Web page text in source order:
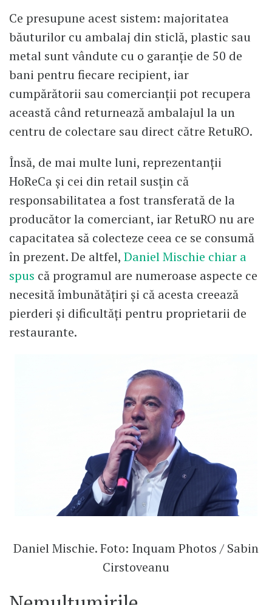
Ce presupune acest sistem: majoritatea
băuturilor cu ambalaj din sticlă, plastic sau
metal sunt vândute cu o garanție de 50 de
bani pentru fiecare recipient, iar
cumpărătorii sau comercianții pot recupera
această când returnează ambalajul la un
centru de colectare sau direct către RetuRO.
Însă, de mai multe luni, reprezentanții
HoReCa și cei din retail susțin că
responsabilitatea a fost transferată de la
producător la comerciant, iar RetuRO nu are
capacitatea să colecteze ceea ce se consumă
în prezent. De altfel, Daniel Mischie chiar a
spus că programul are numeroase aspecte ce
necesită îmbunătățiri și că acesta creează
pierderi și dificultăți pentru proprietarii de
restaurante.
Daniel Mischie. Foto: Inquam Photos / Sabin
Cirstoveanu